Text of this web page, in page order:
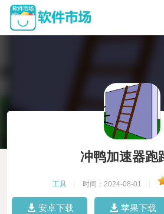
冲鸭加速器跑
工具 时间：2024-08-01
安卓下载 苹果下载